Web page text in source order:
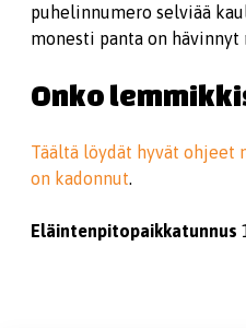
puhelinnumero selviää
monesti panta on hävinnyt
Onko
Täältä löydät hyvät ohjeet
on kadonnut.
Eläintenpitopaikkatunnus